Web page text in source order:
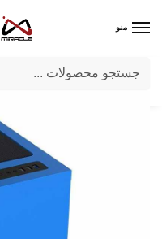
منو
میراکل/کامپیوتر/قطعات اصلی